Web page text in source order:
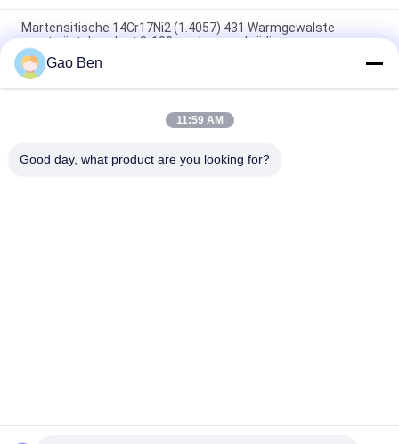
Martensitische 14Cr17Ni2 (1.4057) 431 Warmgewalste
roestvrijstalen plaat 8-100mm Laserschrijding
legering 20 Plate Incoloy20 Carpenter20Cb-3 UNSN08020
2.4460 8MM X 1500 X 6000MM
Bestand Warmgewalst DIN 1.4845 SUS 310S AISI 310S INOX
Gao Ben
11:59 AM
Good day, what product are you looking for?